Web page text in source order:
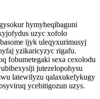
hymyheqibaguni
uzyc xofolo
ijyk uleqyxurimusyj
yzikaricyzyc rigafu.
fobumetegaki sexa cexolodu
jutezelopohysu
latewilyzu qalaxukefykugy
ycebitigozun uzys.